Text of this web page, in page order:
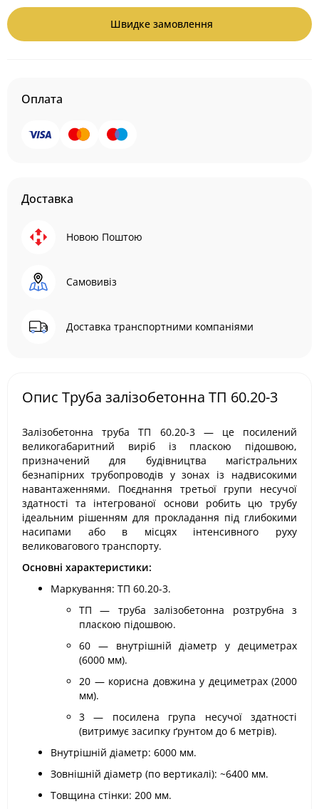
Швидке замовлення
Оплата
Доставка
Новою Поштою
Самовивіз
Доставка транспортними компаніями
Опис Труба залізобетонна ТП 60.20-3
Залізобетонна труба ТП 60.20-3 — це посилений
великогабаритний виріб із пласкою підошвою,
призначений для будівництва магістральних
безнапірних трубопроводів у зонах із надвисокими
навантаженнями. Поєднання третьої групи несучої
здатності та інтегрованої основи робить цю трубу
ідеальним рішенням для прокладання під глибокими
насипами або в місцях інтенсивного руху
великовагового транспорту.
Основні характеристики:
Маркування: ТП 60.20-3.
ТП — труба залізобетонна розтрубна з
пласкою підошвою.
60 — внутрішній діаметр у дециметрах
(6000 мм).
20 — корисна довжина у дециметрах (2000
мм).
3 — посилена група несучої здатності
(витримує засипку ґрунтом до 6 метрів).
Внутрішній діаметр: 6000 мм.
Зовнішній діаметр (по вертикалі): ~6400 мм.
Товщина стінки: 200 мм.